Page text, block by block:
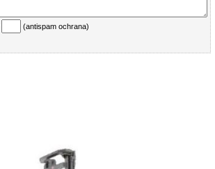
(antispam ochrana)